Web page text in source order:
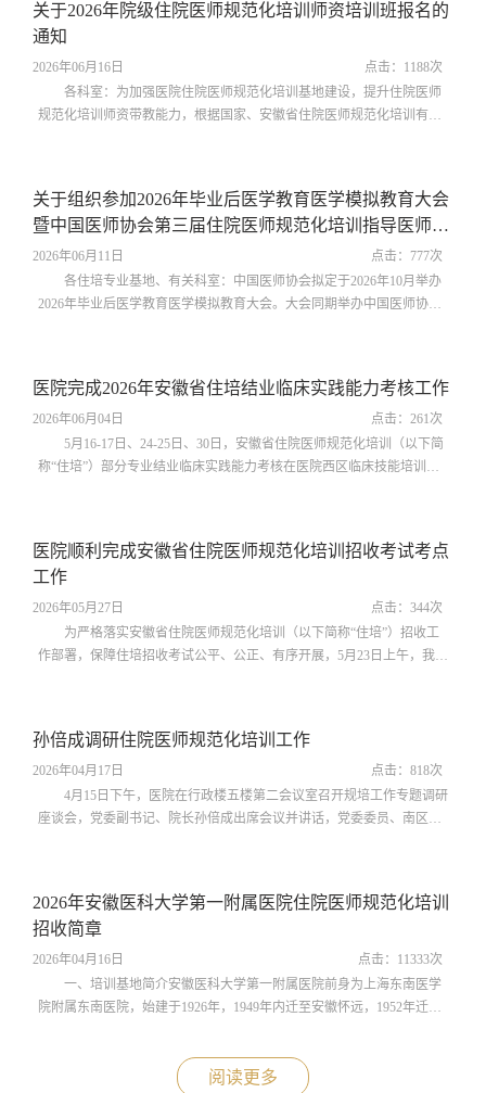
手写签字（扫描为PDF上传，以个人姓名命名）。（四）确认报到人员
上传材料（按以下顺序扫描在一个...
关于2026年院级住院医师规范化培训师资培训班报名的
通知
2026年06月16日 点击： 1188次
各科室：为加强医院住院医师规范化培训基地建设，提升住院医师
规范化培训师资带教能力，根据国家、安徽省住院医师规范化培训有关
师规范化培训基地标准（2022版）》（见附件）中相应专业基地细则中
指导医师条件，但尚未取得院级...
关于组织参加2026年毕业后医学教育医学模拟教育大会
暨中国医师协会第三届住院医师​规范化培训指导医师教
学能力竞赛的通知
2026年06月11日 点击： 777次
各住培专业基地、有关科室：中国医师协会拟定于2026年10月举办
2026年毕业后医学教育医学模拟教育大会。大会同期举办中国医师协会
医学教育的高质量发展，具体事宜详见《关于举办2026年毕业后医学教
育医学模拟教育大会的通知（第...
医院完成2026年安徽省住培结业临床实践能力考核工作
2026年06月04日 点击： 261次
5月16-17日、24-25日、30日，安徽省住院医师规范化培训（以下简
称“住培”）部分专业结业临床实践能力考核在医院西区临床技能培训中
科、妇产科、口腔科等10个专业、1596名住培医师的考核任务。医院高
度重视，成立考核工作领导小组，...
医院顺利完成安徽省住院医师规范化培训招收考试考点
工作
2026年05月27日 点击： 344次
为严格落实安徽省住院医师规范化培训（以下简称“住培”）招收工
作部署，保障住培招收考试公平、公正、有序开展，5月23日上午，我院
地，医院高度重视、周密部署，成立专项工作小组，细化考务方案、严
格人员分工，扎实做好考场布置...
孙倍成调研住院医师规范化培训工作
2026年04月17日 点击： 818次
4月15日下午，医院在行政楼五楼第二会议室召开规培工作专题调研
座谈会，党委副书记、院长孙倍成出席会议并讲话，党委委员、南区党
保障规培人员合理作息，确保工作负荷处于合理区间；二是强化带教管
理，完善带教激励与考核机制，...
2026年安徽医科大学第一附属医院住院医师规范化培训
招收简章
2026年04月16日 点击： 11333次
一、培训基地简介安徽医科大学第一附属医院前身为上海东南医学
院附属东南医院，始建于1926年，1949年内迁至安徽怀远，1952年迁至
三级公立医院绩效考核中获得A+等级，连续13年入选中国最佳医院百强
阅读更多